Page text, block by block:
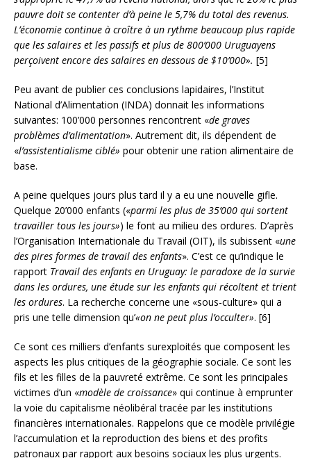
pauvre doit se contenter d’à peine le 5,7% du total des revenus.
L’économie continue à croître à un rythme beaucoup plus rapide
que les salaires et les passifs et plus de 800’000 Uruguayens
perçoivent encore des salaires en dessous de $10’000». [5]
Peu avant de publier ces conclusions lapidaires, l’Institut
National d’Alimentation (INDA) donnait les informations
suivantes: 100’000 personnes rencontrent «de graves
problèmes d’alimentation». Autrement dit, ils dépendent de
«l’assistentialisme ciblé» pour obtenir une ration alimentaire de
base.
A peine quelques jours plus tard il y a eu une nouvelle gifle.
Quelque 20’000 enfants («parmi les plus de 35’000 qui sortent
travailler tous les jours») le font au milieu des ordures. D’après
l’Organisation Internationale du Travail (OIT), ils subissent «une
des pires formes de travail des enfants». C’est ce qu’indique le
rapport Travail des enfants en Uruguay: le paradoxe de la survie
dans les ordures, une étude sur les enfants qui récoltent et trient
les ordures. La recherche concerne une «sous-culture» qui a
pris une telle dimension qu’«on ne peut plus l’occulter». [6]
Ce sont ces milliers d’enfants surexploités que composent les
aspects les plus critiques de la géographie sociale. Ce sont les
fils et les filles de la pauvreté extrême. Ce sont les principales
victimes d’un «modèle de croissance» qui continue à emprunter
la voie du capitalisme néolibéral tracée par les institutions
financières internationales. Rappelons que ce modèle privilégie
l’accumulation et la reproduction des biens et des profits
patronaux par rapport aux besoins sociaux les plus urgents.